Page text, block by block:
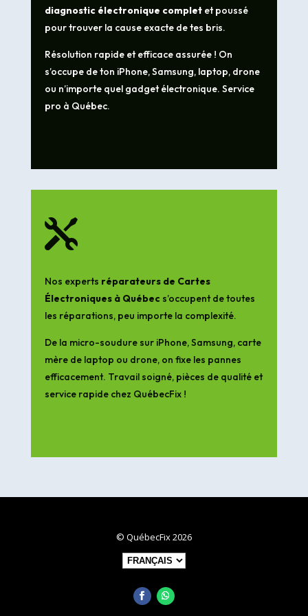
diagnostic électronique completet poussé
pour trouver la cause exacte de tes bris.
Résolution rapide et efficace assurée ! On
s’occupe de ton iPhone, Samsung, laptop, drone
ou n’importe quel gadget électronique. Service
pro à Québec.

Nos experts réparateurs de Cartes
Électroniques à Québecs’occupent de toutes
les réparations, peu importe la complexité.
De la micro-soudure sur iPhone, Samsung, carte
mère de laptop ou drone, on fixe les pannes
efficacement. Travail soigné, pièces de qualité et
service rapide chez QuébecFix !
© QuébecFix 2026